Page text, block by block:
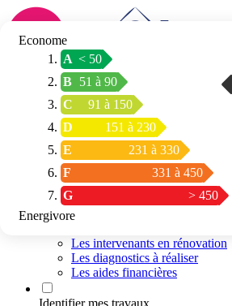
Connexion / Inscription
Trouver mon
espace conseil
Les intervenants en rénovation
Les diagnostics à réaliser
Les aides financières
Identifier mes travaux
Econome
A < 50
B 51 à 90
C
91 à 150
D
151 à 230
E
231 à 330
F
331 à 450
G
> 450
Energivore